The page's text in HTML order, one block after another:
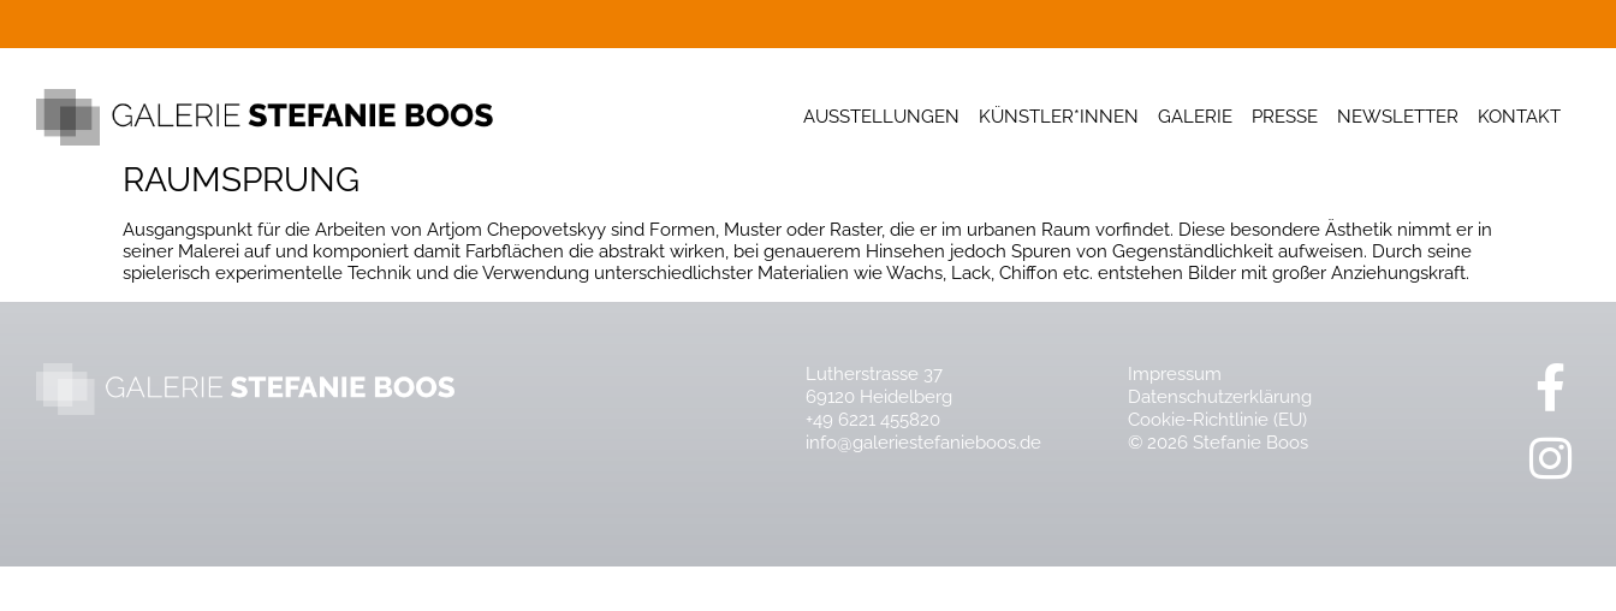
AUSSTELLUNGEN KÜNSTLER*INNEN GALERIE PRESSE NEWSLETTER KONTAKT
RAUMSPRUNG
Ausgangspunkt für die Arbeiten von Artjom Chepovetskyy sind Formen, Muster oder Raster, die er im urbanen Raum vorfindet. Diese besondere Ästhetik nimmt er in
seiner Malerei auf und komponiert damit Farbflächen die abstrakt wirken, bei genauerem Hinsehen jedoch Spuren von Gegenständlichkeit aufweisen. Durch seine
spielerisch experimentelle Technik und die Verwendung unterschiedlichster Materialien wie Wachs, Lack, Chiffon etc. entstehen Bilder mit großer Anziehungskraft.
Lutherstrasse 37
69120 Heidelberg
+49 6221 455820
info@galeriestefanieboos.de
Impressum
Datenschutzerklärung
Cookie-Richtlinie (EU)
© 2026 Stefanie Boos